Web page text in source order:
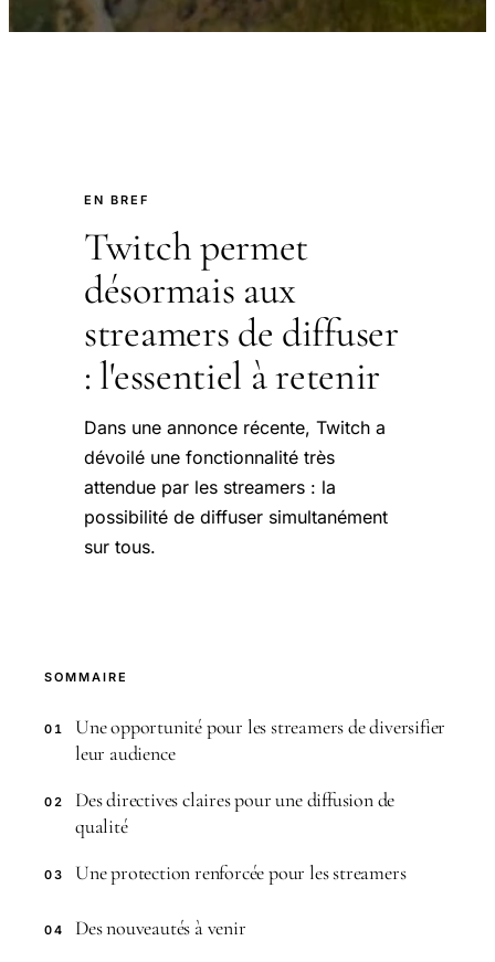
EN BREF
Twitch permet
désormais aux
streamers de diffuser
: l'essentiel à retenir
Dans une annonce récente, Twitch a
dévoilé une fonctionnalité très
attendue par les streamers : la
possibilité de diffuser simultanément
sur tous.
SOMMAIRE
01
Une opportunité pour les streamers de diversifier
leur audience
02
Des directives claires pour une diffusion de
qualité
03 Une protection renforcée pour les streamers
04 Des nouveautés à venir